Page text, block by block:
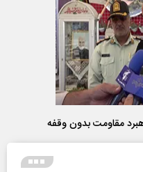
مقاومت بدون وقفه